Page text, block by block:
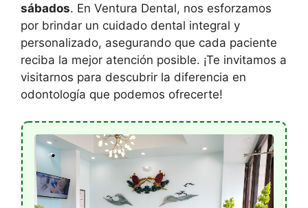
sábados. En Ventura Dental, nos esforzamos
por brindar un cuidado dental integral y
personalizado, asegurando que cada paciente
reciba la mejor atención posible. ¡Te invitamos a
visitarnos para descubrir la diferencia en
odontología que podemos ofrecerte!